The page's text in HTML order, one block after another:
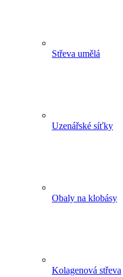
Střeva umělá
Uzenářské síťky
Obaly na klobásy
Kolagenová střeva